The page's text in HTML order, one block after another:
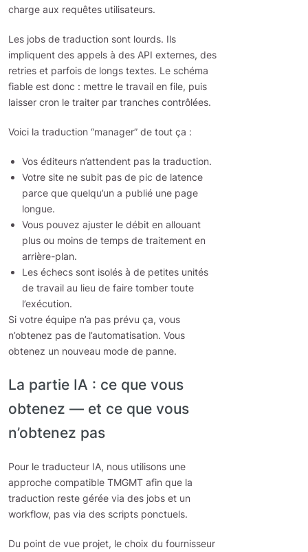
charge aux requêtes utilisateurs.
Les jobs de traduction sont lourds. Ils
impliquent des appels à des API externes, des
retries et parfois de longs textes. Le schéma
fiable est donc : mettre le travail en file, puis
laisser cron le traiter par tranches contrôlées.
Voici la traduction “manager” de tout ça :
Vos éditeurs n’attendent pas la traduction.
Votre site ne subit pas de pic de latence
parce que quelqu’un a publié une page
longue.
Vous pouvez ajuster le débit en allouant
plus ou moins de temps de traitement en
arrière-plan.
Les échecs sont isolés à de petites unités
de travail au lieu de faire tomber toute
l’exécution.
Si votre équipe n’a pas prévu ça, vous
n’obtenez pas de l’automatisation. Vous
obtenez un nouveau mode de panne.
La partie IA : ce que vous
obtenez — et ce que vous
n’obtenez pas
Pour le traducteur IA, nous utilisons une
approche compatible TMGMT afin que la
traduction reste gérée via des jobs et un
workflow, pas via des scripts ponctuels.
Du point de vue projet, le choix du fournisseur